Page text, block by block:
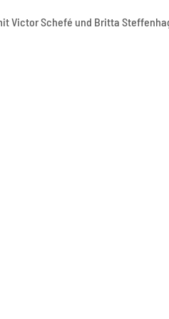
Victor Schefé und Britta